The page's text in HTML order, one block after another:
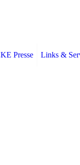
Presse Links &